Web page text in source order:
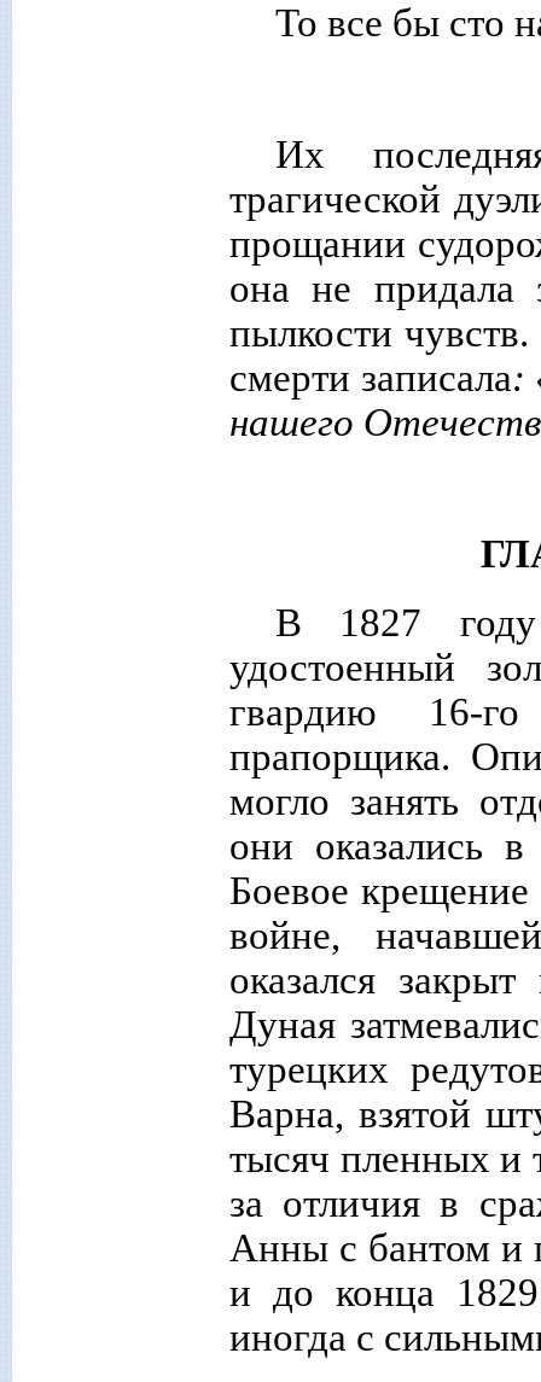
То все бы сто
Их
трагической
прощании
она не придала
пылкости
смерти записала:
нашего
В 1827 году
удостоенный
гвардию 16-
прапорщика.
могло занять
они оказались
Боевое
войне,
оказался
Дуная
турецких
Варна, взятой
тысяч пленных и
за отличия в
Анны с бантом и
и до конца 1829
иногда с